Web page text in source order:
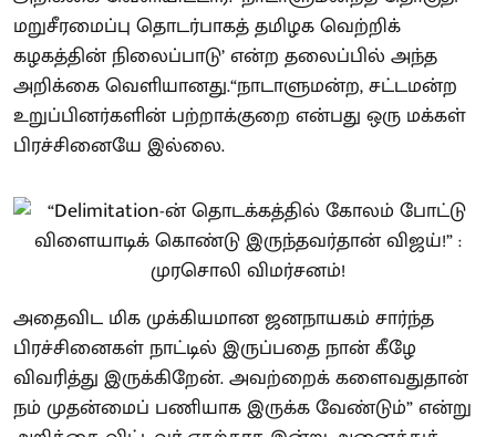
மறுசீரமைப்பு தொடர்பாகத் தமிழக வெற்றிக்
கழகத்தின் நிலைப்பாடு’ என்ற தலைப்பில் அந்த
அறிக்கை வெளியானது.“நாடாளுமன்ற, சட்டமன்ற
உறுப்பினர்களின் பற்றாக்குறை என்பது ஒரு மக்கள்
பிரச்சினையே இல்லை.
அதைவிட மிக முக்கியமான ஜனநாயகம் சார்ந்த
பிரச்சினைகள் நாட்டில் இருப்பதை நான் கீழே
விவரித்து இருக்கிறேன். அவற்றைக் களைவதுதான்
நம் முதன்மைப் பணியாக இருக்க வேண்டும்” என்று